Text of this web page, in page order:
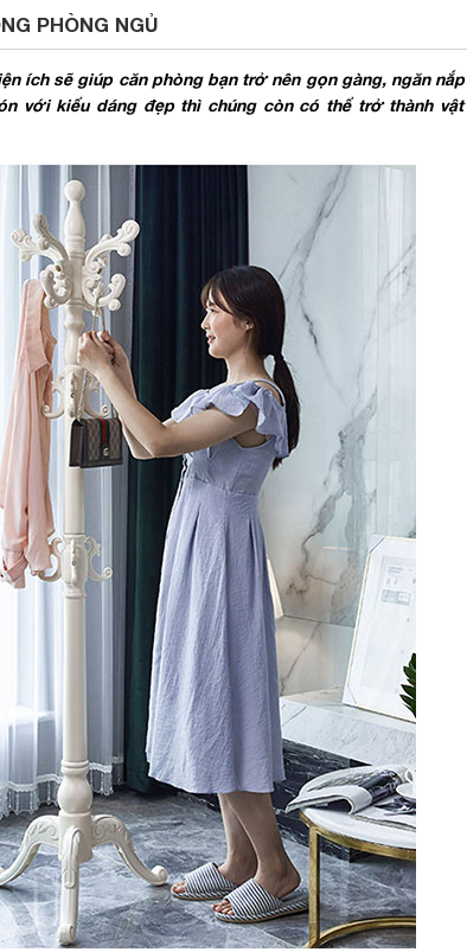
PHÒNG NGỦ
ích sẽ giúp căn phòng bạn trở nên gọn gàng, ngăn
với kiểu dáng đẹp thì chúng còn có thể trở thành